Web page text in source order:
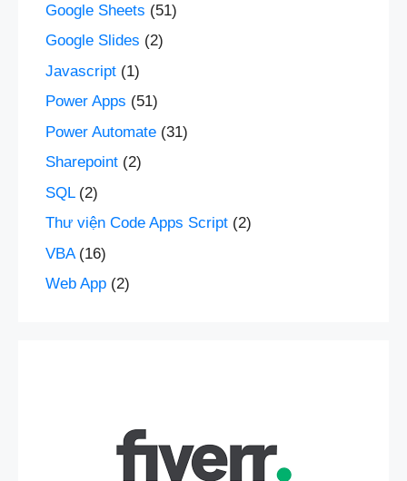
Google Sheets (51)
Google Slides (2)
Javascript (1)
Power Apps (51)
Power Automate (31)
Sharepoint (2)
SQL(2)
Thư viện Code Apps Script (2)
VBA(16)
Web App (2)